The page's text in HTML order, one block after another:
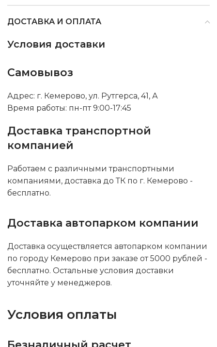
ДОСТАВКА И ОПЛАТА
Условия доставки
Самовывоз
Адрес: г. Кемерово, ул. Рутгерса, 41, А
Время работы: пн-пт 9:00-17:45
Доставка транспортной
компанией
Работаем с различными транспортными
компаниями, доставка до ТК по г. Кемерово -
бесплатно.
Доставка автопарком компании
Доставка осуществляется автопарком компании
по городу Кемерово при заказе от 5000 рублей -
бесплатно. Остальные условия доставки
уточняйте у менеджеров.
Условия оплаты